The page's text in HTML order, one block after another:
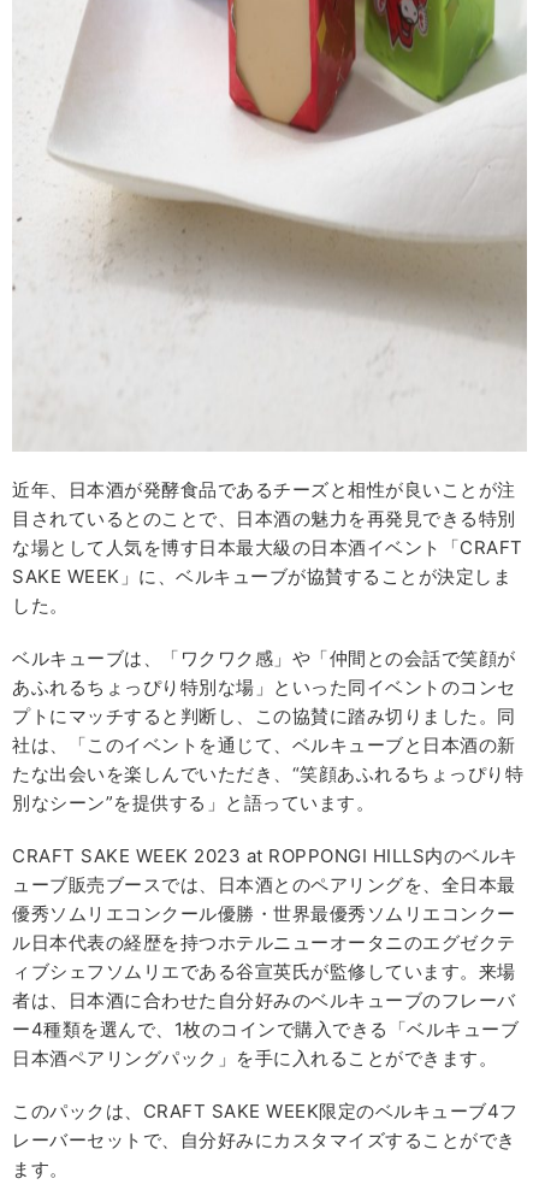
近年、日本酒が発酵食品であるチーズと相性が良いことが注
目されているとのことで、日本酒の魅力を再発見できる特別
な場として人気を博す日本最大級の日本酒イベント「CRAFT
SAKE WEEK」に、ベルキューブが協賛することが決定しま
した。
ベルキューブは、「ワクワク感」や「仲間との会話で笑顔が
あふれるちょっぴり特別な場」といった同イベントのコンセ
プトにマッチすると判断し、この協賛に踏み切りました。同
社は、「このイベントを通じて、ベルキューブと日本酒の新
たな出会いを楽しんでいただき、“笑顔あふれるちょっぴり特
別なシーン”を提供する」と語っています。
CRAFT SAKE WEEK 2023 at ROPPONGI HILLS内のベルキ
ューブ販売ブースでは、日本酒とのペアリングを、全日本最
優秀ソムリエコンクール優勝・世界最優秀ソムリエコンクー
ル日本代表の経歴を持つホテルニューオータニのエグゼクテ
ィブシェフソムリエである谷宣英氏が監修しています。来場
者は、日本酒に合わせた自分好みのベルキューブのフレーバ
ー4種類を選んで、1枚のコインで購入できる「ベルキューブ
日本酒ペアリングパック」を手に入れることができます。
このパックは、CRAFT SAKE WEEK限定のベルキューブ4フ
レーバーセットで、自分好みにカスタマイズすることができ
ます。